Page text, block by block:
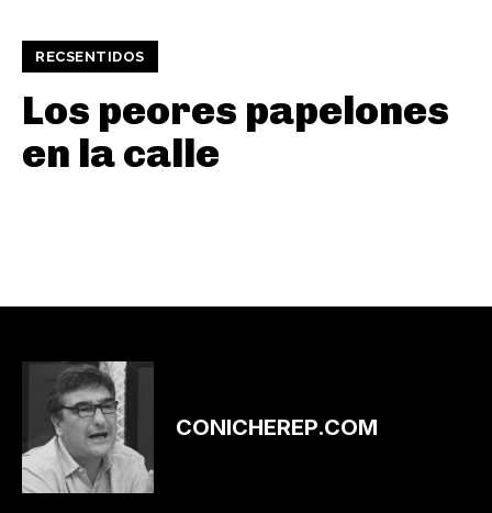
RECSENTIDOS
Los peores papelones
en la calle
CONICHEREP.COM